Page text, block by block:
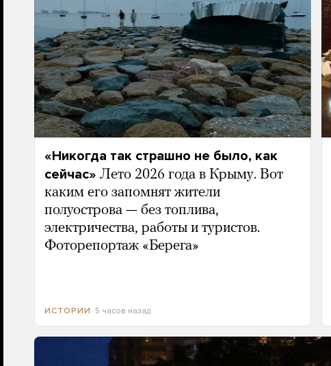
«Никогда так страшно не было, как
сейчас» Лето 2026 года в Крыму. Вот
каким его запомнят жители
полуострова — без топлива,
электричества, работы и туристов.
Фоторепортаж «Берега»
ИСТОРИИ 5 часов назад